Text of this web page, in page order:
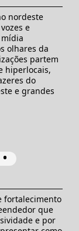
nordeste
e
olhares da
partem
hiperlocais,
do
e grandes
•
fortalecimento
que
e por